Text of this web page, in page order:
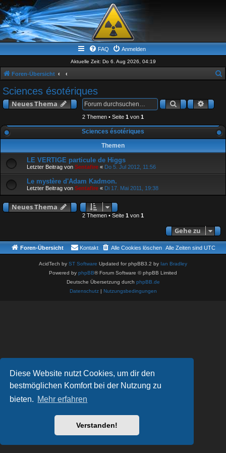
Diese Website nutzt Cookies, um dir den
bestmöglichen Komfort bei der Nutzung zu
bieten. Mehr erfahren
Verstanden!
FAQ Anmelden
Aktuelle Zeit: Do 6. Aug 2026, 04:19
Foren-Übersicht
Sciences ésotériques
Neues Thema Suche
2 Themen • Seite 1 von 1
Sciences ésotériques
Themen
LE VERTIGE particule de Higgs
Letzter Beitrag von Sentafire « Do 5. Jul 2012, 11:56
Le mystère d'Adam Kadmon.
Letzter Beitrag von Sentafire « Di 17. Mai 2011, 19:38
Neues Thema
2 Themen • Seite 1 von 1
Gehe zu
Foren-Übersicht Alle Zeiten sind UTC
Alle Cookies löschen
Kontakt
AcidTech by ST Software Updated for phpBB3.2 by Ian Bradley
Powered by phpBB® Forum Software © phpBB Limited
Deutsche Übersetzung durch phpBB.de
Datenschutz| Nutzungsbedingungen